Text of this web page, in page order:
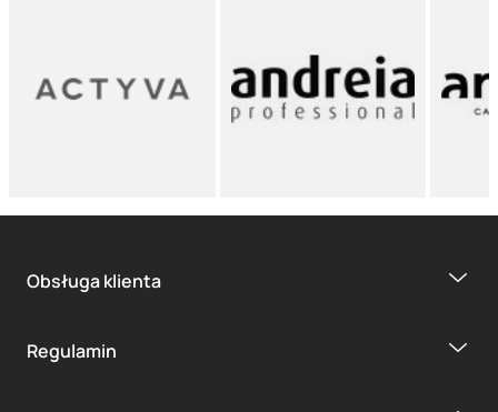
Obsługa klienta
Regulamin